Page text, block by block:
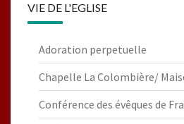
VIE DE L'EGLISE
Adoration perpetuelle
Chapelle La Colombière/
Conférence des évêques de